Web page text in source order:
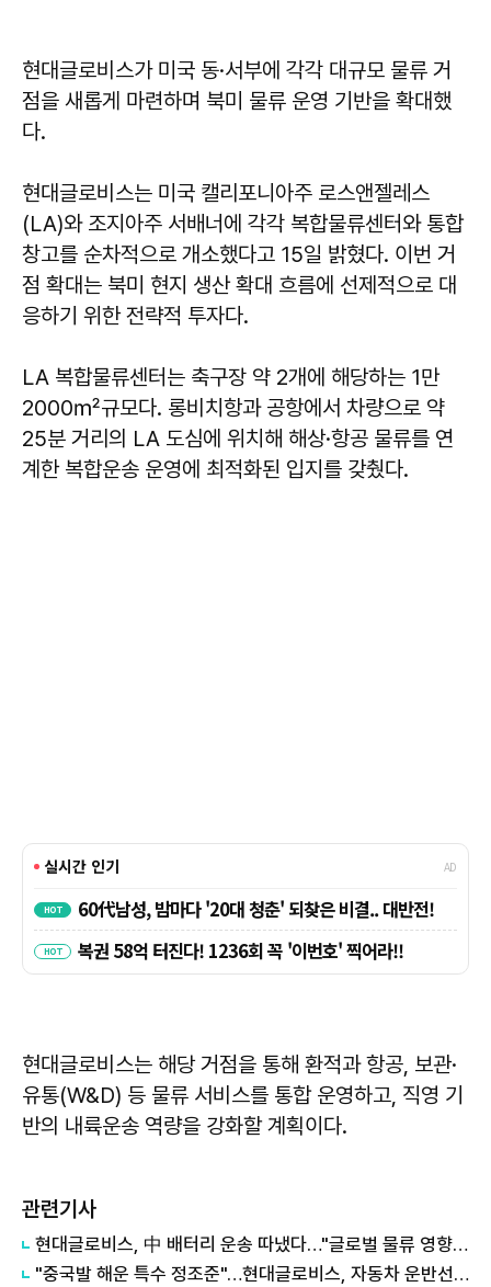
현대글로비스가 미국 동·서부에 각각 대규모 물류 거
점을 새롭게 마련하며 북미 물류 운영 기반을 확대했
다.
현대글로비스는 미국 캘리포니아주 로스앤젤레스
(LA)와 조지아주 서배너에 각각 복합물류센터와 통합
창고를 순차적으로 개소했다고 15일 밝혔다. 이번 거
점 확대는 북미 현지 생산 확대 흐름에 선제적으로 대
응하기 위한 전략적 투자다.
LA 복합물류센터는 축구장 약 2개에 해당하는 1만
2000㎡규모다. 롱비치항과 공항에서 차량으로 약
25분 거리의 LA 도심에 위치해 해상·항공 물류를 연
계한 복합운송 운영에 최적화된 입지를 갖췄다.
현대글로비스는 해당 거점을 통해 환적과 항공, 보관·
유통(W&D) 등 물류 서비스를 통합 운영하고, 직영 기
반의 내륙운송 역량을 강화할 계획이다.
관련기사
현대글로비스, 中 배터리 운송 따냈다…"글로벌 물류 영향력 확대"
"중국발 해운 특수 정조준"…현대글로비스, 자동차 운반선 연말까지 110척으로